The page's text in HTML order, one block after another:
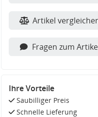
Artikel
Fragen zum
Ihre Vorteile
Saubilliger Preis
Schnelle Lieferung